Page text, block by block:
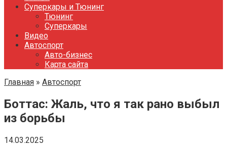
Суперкары и Тюнинг
Тюнинг
Суперкары
Видео
Автоспорт
Авто-бизнес
Карта сайта
Главная » Автоспорт
Боттас: Жаль, что я так рано выбыл
из борьбы
14.03.2025